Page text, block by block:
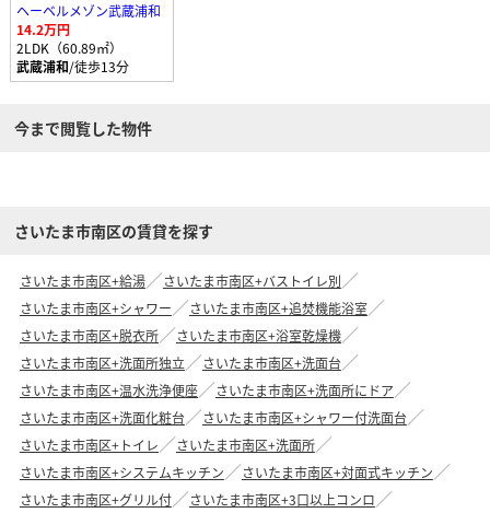
ヘーベルメゾン武蔵浦和
14.2万円
2LDK（60.89㎡）
武蔵浦和/徒歩13分
今まで閲覧した物件
さいたま市南区の賃貸を探す
さいたま市南区+給湯
さいたま市南区+バストイレ別
さいたま市南区+シャワー
さいたま市南区+追焚機能浴室
さいたま市南区+脱衣所
さいたま市南区+浴室乾燥機
さいたま市南区+洗面所独立
さいたま市南区+洗面台
さいたま市南区+温水洗浄便座
さいたま市南区+洗面所にドア
さいたま市南区+洗面化粧台
さいたま市南区+シャワー付洗面台
さいたま市南区+トイレ
さいたま市南区+洗面所
さいたま市南区+システムキッチン
さいたま市南区+対面式キッチン
さいたま市南区+グリル付
さいたま市南区+3口以上コンロ